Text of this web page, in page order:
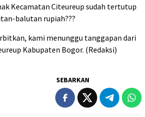
Kecamatan Citeureup sudah tertutup
balutan rupiah???
kami menunggu tanggapan dari
Kabupaten Bogor. (Redaksi)
SEBARKAN